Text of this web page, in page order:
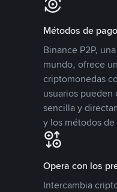
Métodos de
Binance P2P,
mundo, ofrece
criptomonedas
usuarios pueden
sencilla y
y los métodos
Opera con los
Intercambia